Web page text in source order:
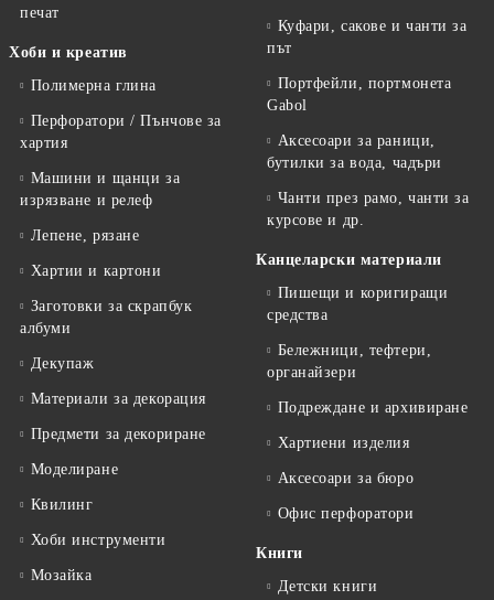
печат
Хоби и креатив
Полимерна глина
Перфоратори / Пънчове за
хартия
Машини и щанци за
изрязване и релеф
Лепене, рязане
Хартии и картони
Заготовки за скрапбук
албуми
Декупаж
Материали за декорация
Предмети за декориране
Моделиране
Квилинг
Хоби инструменти
Мозайка
Куфари, сакове и чанти за
път
Портфейли, портмонета
Gabol
Аксесоари за раници,
бутилки за вода, чадъри
Чанти през рамо, чанти за
курсове и др.
Канцеларски материали
Пишещи и коригиращи
средства
Бележници, тефтери,
органайзери
Подреждане и архивиране
Хартиени изделия
Аксесоари за бюро
Офис перфоратори
Книги
Детски книги